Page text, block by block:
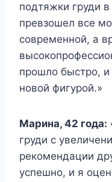
подтяжки груди
превзошел все
современной, а
прошло быстро, и
новой фигурой.»
Марина, 42 года:
груди с
рекомендации
успешно, и я